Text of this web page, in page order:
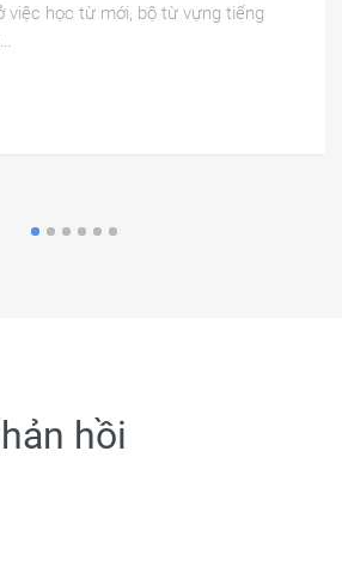
việc học từ mới, bộ từ vựng tiếng
hồi